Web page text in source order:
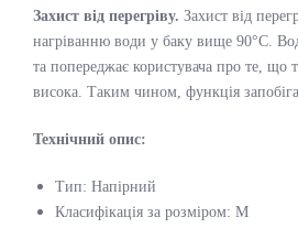
Захист від перегріву. Захист від
нагріванню води у баку вище 90°С.
та попереджає користувача про те, що
висока. Таким чином, функція
Технічний опис:
Тип: Напірний
Класифікація за розміром: M